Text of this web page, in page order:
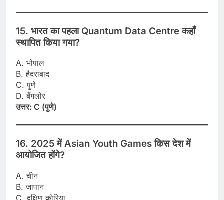
15. भारत का पहला Quantum Data Centre कहाँ
स्थापित किया गया?
A. भोपाल
B. हैदराबाद
C. पुणे
D. बैंगलोर
उत्तर: C (पुणे)
16. 2025 में Asian Youth Games किस देश में
आयोजित होंगे?
A. चीन
B. जापान